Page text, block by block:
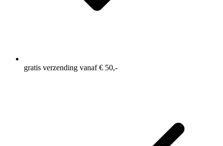
gratis verzending vanaf € 50,-